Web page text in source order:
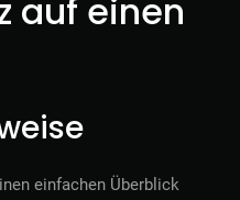
auf einen
einfachen Überblick